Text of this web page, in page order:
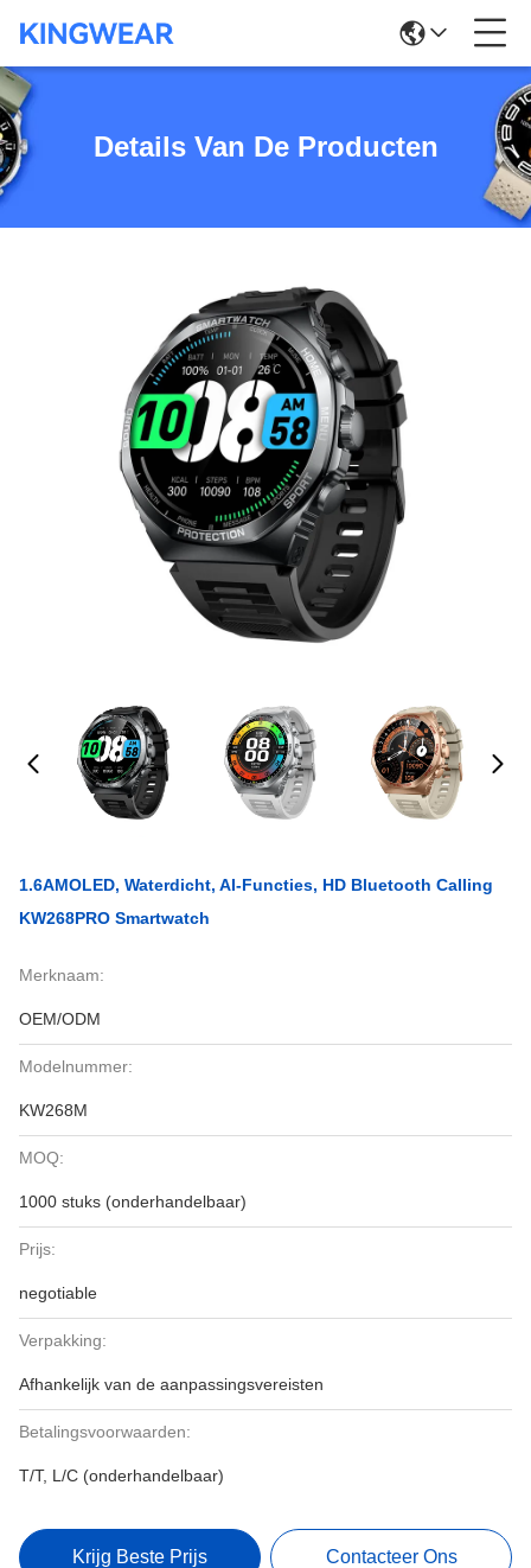
Details Van De Producten
1.6AMOLED, Waterdicht, AI-Functies, HD Bluetooth Calling
KW268PRO Smartwatch
Merknaam:
OEM/ODM
Modelnummer:
KW268M
MOQ:
1000 stuks (onderhandelbaar)
Prijs:
negotiable
Verpakking:
Afhankelijk van de aanpassingsvereisten
Betalingsvoorwaarden:
T/T, L/C (onderhandelbaar)
Krijg Beste Prijs Contacteer Ons